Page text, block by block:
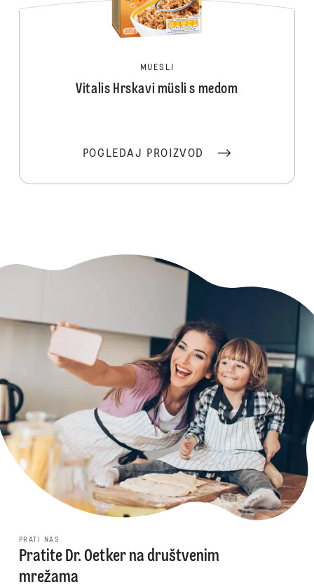
MUESLI
Vitalis Hrskavi müsli s medom
POGLEDAJ PROIZVOD
PRATI NAS
Pratite Dr. Oetker na društvenim
mrežama